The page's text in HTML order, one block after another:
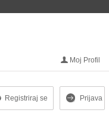
Moj Profil
Registriraj se Prijava